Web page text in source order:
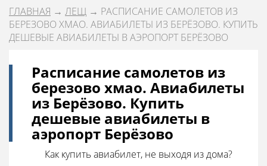
ГЛАВНАЯ → ЛЕЩ → РАСПИСАНИЕ САМОЛЕТОВ ИЗ
БЕРЕЗОВО ХМАО. АВИАБИЛЕТЫ ИЗ БЕРЁЗОВО. КУПИТЬ
ДЕШЕВЫЕ АВИАБИЛЕТЫ В АЭРОПОРТ БЕРЁЗОВО
Расписание самолетов из
березово хмао. Авиабилеты
из Берёзово. Купить
дешевые авиабилеты в
аэропорт Берёзово
Как купить авиабилет, не выходя из дома?